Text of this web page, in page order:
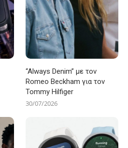
“Always Denim” με τον
Romeo Beckham για τον
Tommy Hilfiger
30/07/2026